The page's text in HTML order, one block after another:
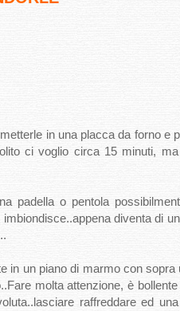
in una placca da forno
ci voglio circa 15 minuti,
padella o pentola
diventa di
in un piano di marmo con
molta attenzione, è
raffreddare ed